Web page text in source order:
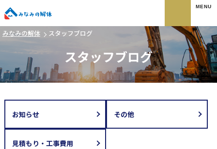
みなみの解体 スタッフブログ
スタッフブログ
お知らせ その他
見積もり・工事費用